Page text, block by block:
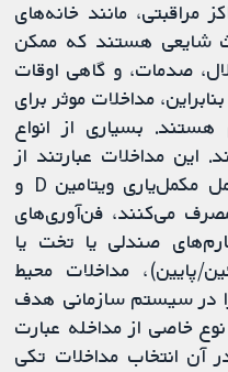
مراقبتی، مانند خانه‌های
شایعی هستند که ممکن
صدمات، و گاهی اوقات
مداخلات موثر برای
بسیاری از انواع
این مداخلات عبارتند از
ورزش، مداخلات دارویی که شامل مکمل‌یاری ویتامین D و
می‌کنند، فن‌آوری‌های
صندلی یا تخت یا
پایین)، مداخلات محیط
را در سیستم سازمانی هدف
خاصی از مداخله عبارت
آن انتخاب مداخلات تکی